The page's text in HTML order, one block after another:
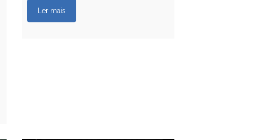
Ler mais